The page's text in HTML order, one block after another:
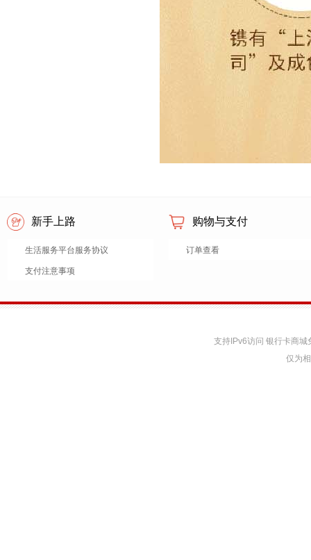
新手上路
生活服务平台服务协议
支付注意事项
购物与支付
订单查看
支持IPv6访问 银行卡商
仅为